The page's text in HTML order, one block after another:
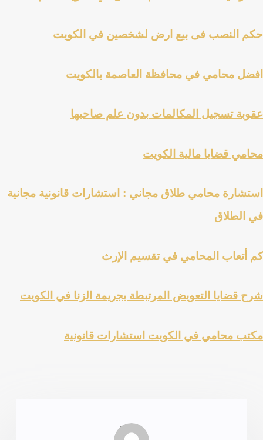
حكم النصب فى بيع ارض لشخصين في الكويت
افضل محامي في محافظة العاصمة بالكويت
عقوبة تسجيل المكالمات بدون علم صاحبها
محامي قضايا مالية الكويت
استشارة محامي طلاق مجاني : استشارات قانونية مجانية
في الطلاق
كم أتعاب المحامي في تقسيم الإرث
شرح قضايا التعويض المرتبطة بجريمة الزنا في الكويت
مكتب محامي في الكويت استشارات قانونية